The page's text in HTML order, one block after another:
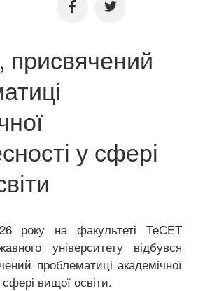
присвячений
у сфері
року на факультеті ТеСЕТ
університету відбувся
проблематиці академічної
вищої освіти.